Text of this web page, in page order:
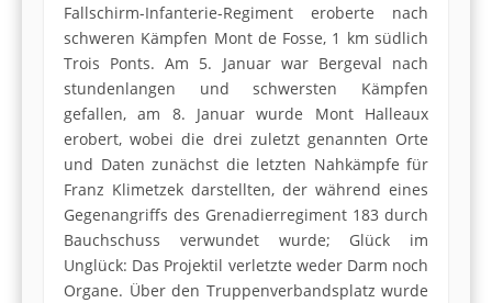
Fallschirm-Infanterie-Regiment eroberte nach
schweren Kämpfen Mont de Fosse, 1 km südlich
Trois Ponts. Am 5. Januar war Bergeval nach
stundenlangen und schwersten Kämpfen
gefallen, am 8. Januar wurde Mont Halleaux
erobert, wobei die drei zuletzt genannten Orte
und Daten zunächst die letzten Nahkämpfe für
Franz Klimetzek darstellten, der während eines
Gegenangriffs des Grenadierregiment 183 durch
Bauchschuss verwundet wurde; Glück im
Unglück: Das Projektil verletzte weder Darm noch
Organe. Über den Truppenverbandsplatz wurde